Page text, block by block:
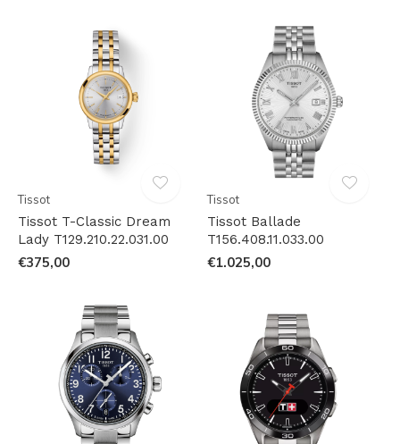
Tissot
Tissot T-Classic Dream
Lady T129.210.22.031.00
€375,00
Tissot
Tissot Ballade
T156.408.11.033.00
€1.025,00